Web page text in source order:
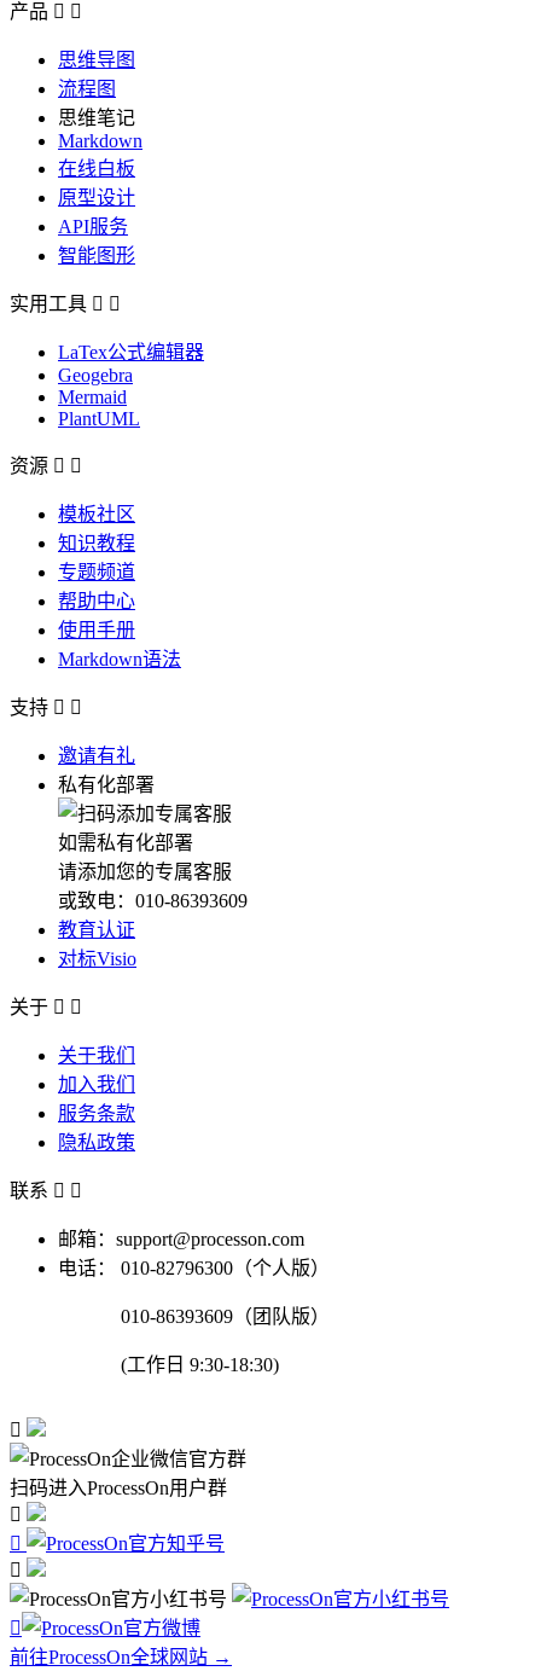
产品  
思维导图
流程图
思维笔记
Markdown
在线白板
原型设计
API服务
智能图形
实用工具  
LaTex公式编辑器
Geogebra
Mermaid
PlantUML
资源  
模板社区
知识教程
专题频道
帮助中心
使用手册
Markdown语法
支持  
邀请有礼
私有化部署
如需私有化部署
请添加您的专属客服
或致电：010-86393609
教育认证
对标Visio
关于  
关于我们
加入我们
服务条款
隐私政策
联系  
邮箱：support@processon.com
电话：
010-82796300（个人版）
010-86393609（团队版）
(工作日 9:30-18:30)

扫码进入ProcessOn用户群




前往ProcessOn全球网站 →